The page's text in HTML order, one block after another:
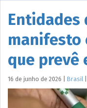
Entidades
manifesto
que prevê
16 de junho de 2026 Brasil